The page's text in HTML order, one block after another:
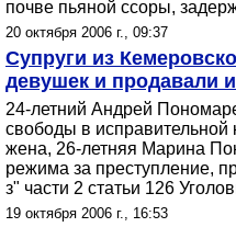
почве пьяной ссоры,
20 октября 2006 г., 09:37
Супруги из
девушек и продавали
24-летний Андрей
свободы в исправительной
жена, 26-летняя Марина
режима за преступление,
з" части 2 статьи 126
19 октября 2006 г., 16:53